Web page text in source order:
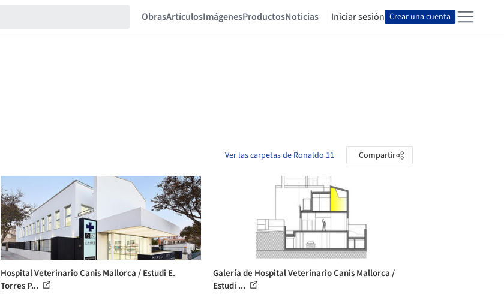
ObrasArtículosImágenesProductosNoticias Iniciar sesión Crear una cuenta
Ver las carpetas de Ronaldo 11 Compartir
Hospital Veterinario Canis Mallorca / Estudi E.
Torres P...
Galería de Hospital Veterinario Canis Mallorca /
Estudi ...